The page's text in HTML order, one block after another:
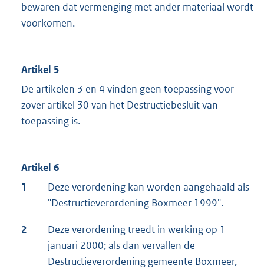
bewaren dat vermenging met ander materiaal wordt
voorkomen.
Artikel 5
De artikelen 3 en 4 vinden geen toepassing voor
zover artikel 30 van het Destructiebesluit van
toepassing is.
Artikel 6
1
Deze verordening kan worden aangehaald als
"Destructieverordening Boxmeer 1999".
2
Deze verordening treedt in werking op 1
januari 2000; als dan vervallen de
Destructieverordening gemeente Boxmeer,